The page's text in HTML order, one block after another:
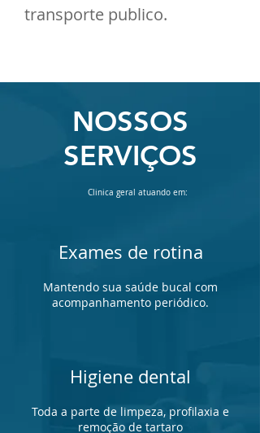
transporte publico.
NOSSOS
SERVIÇOS
Clinica geral atuando em:
Exames de rotina
Mantendo sua saúde bucal com
acompanhamento periódico.
Higiene dental
Toda a parte de limpeza, profilaxia e
remoção de tartaro